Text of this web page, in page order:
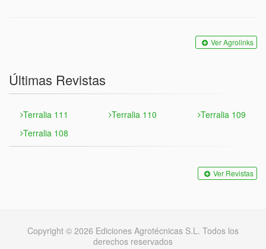
Ver Agrolinks
Últimas Revistas
Terralia 111 Terralia 110
Terralia 109
Terralia 108
Ver Revistas
Copyright © 2026 Ediciones Agrotécnicas S.L. Todos los
derechos reservados